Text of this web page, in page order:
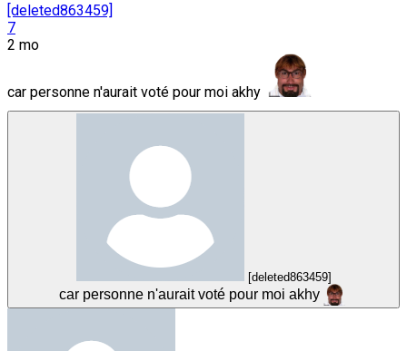
[deleted863459]
7
2 mo
car personne n'aurait voté pour moi akhy
[deleted863459]
car personne n'aurait voté pour moi akhy